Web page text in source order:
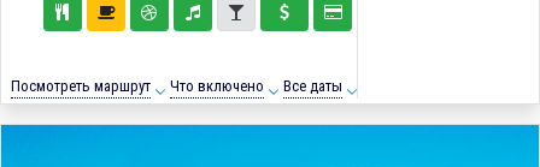
Посмотреть маршрут Что включено Все даты